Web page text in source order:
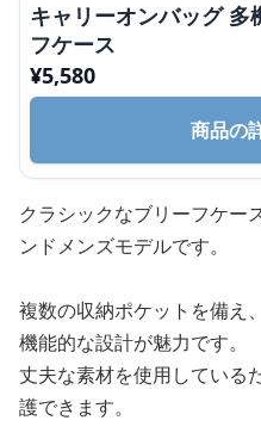
キャリーオンバッグ 多
フケース
¥5,580
商品の
クラシックなブリーフケー
ンドメンズモデルです。
複数の収納ポケットを備え
機能的な設計が魅力です。
丈夫な素材を使用している
護できます。